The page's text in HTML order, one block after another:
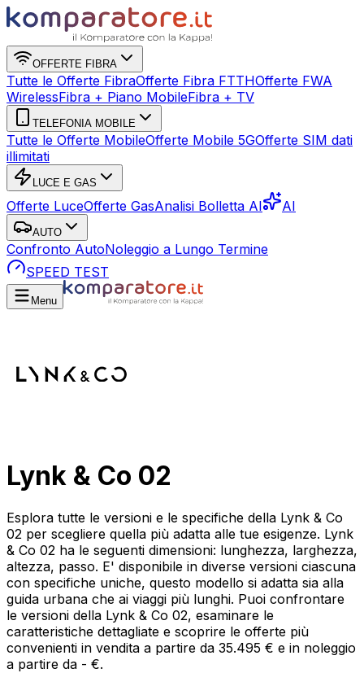
OFFERTE FIBRA
Tutte le Offerte FibraOfferte Fibra FTTHOfferte FWA
WirelessFibra + Piano MobileFibra + TV
TELEFONIA MOBILE
Tutte le Offerte MobileOfferte Mobile 5GOfferte SIM dati
illimitati
LUCE E GAS
Offerte LuceOfferte GasAnalisi Bolletta AI AI
AUTO
Confronto AutoNoleggio a Lungo Termine
SPEED TEST
Menu
Lynk & Co 02
Esplora tutte le versioni e le specifiche della Lynk & Co
02 per scegliere quella più adatta alle tue esigenze. Lynk
& Co 02 ha le seguenti dimensioni: lunghezza, larghezza,
altezza, passo. E' disponibile in diverse versioni ciascuna
con specifiche uniche, questo modello si adatta sia alla
guida urbana che ai viaggi più lunghi. Puoi confrontare
le versioni della Lynk & Co 02, esaminare le
caratteristiche dettagliate e scoprire le offerte più
convenienti in vendita a partire da 35.495 € e in noleggio
a partire da - €.